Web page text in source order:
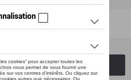
Golf Collection > Vêtements
afficher)
un modèle